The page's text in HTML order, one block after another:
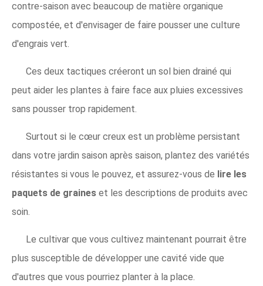
contre-saison avec beaucoup de matière organique
compostée, et d'envisager de faire pousser une culture
d'engrais vert.
Ces deux tactiques créeront un sol bien drainé qui
peut aider les plantes à faire face aux pluies excessives
sans pousser trop rapidement.
Surtout si le cœur creux est un problème persistant
dans votre jardin saison après saison, plantez des variétés
résistantes si vous le pouvez, et assurez-vous de lire les
paquets de graines et les descriptions de produits avec
soin.
Le cultivar que vous cultivez maintenant pourrait être
plus susceptible de développer une cavité vide que
d'autres que vous pourriez planter à la place.